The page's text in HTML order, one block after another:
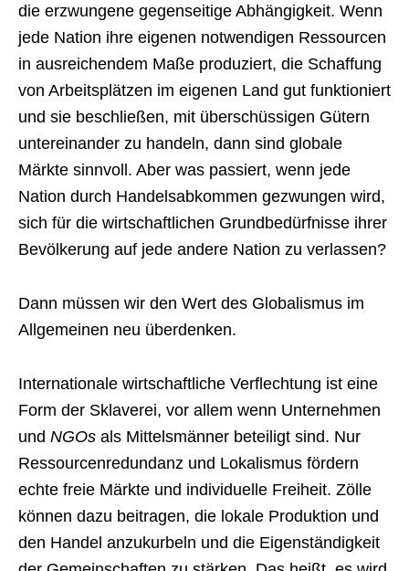
die erzwungene gegenseitige Abhängigkeit. Wenn
jede Nation ihre eigenen notwendigen Ressourcen
in ausreichendem Maße produziert, die Schaffung
von Arbeitsplätzen im eigenen Land gut funktioniert
und sie beschließen, mit überschüssigen Gütern
untereinander zu handeln, dann sind globale
Märkte sinnvoll. Aber was passiert, wenn jede
Nation durch Handelsabkommen gezwungen wird,
sich für die wirtschaftlichen Grundbedürfnisse ihrer
Bevölkerung auf jede andere Nation zu verlassen?
Dann müssen wir den Wert des Globalismus im
Allgemeinen neu überdenken.
Internationale wirtschaftliche Verflechtung ist eine
Form der Sklaverei, vor allem wenn Unternehmen
und NGOs als Mittelsmänner beteiligt sind. Nur
Ressourcenredundanz und Lokalismus fördern
echte freie Märkte und individuelle Freiheit. Zölle
können dazu beitragen, die lokale Produktion und
den Handel anzukurbeln und die Eigenständigkeit